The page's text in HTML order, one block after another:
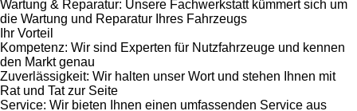
Wartung & Reparatur: Unsere Fachwerkstatt kümmert sich um
die Wartung und Reparatur Ihres Fahrzeugs
Ihr Vorteil
Kompetenz: Wir sind Experten für Nutzfahrzeuge und kennen
den Markt genau
Zuverlässigkeit: Wir halten unser Wort und stehen Ihnen mit
Rat und Tat zur Seite
Service: Wir bieten Ihnen einen umfassenden Service aus